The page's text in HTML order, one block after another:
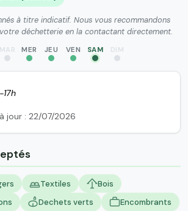
à titre indicatif. Nous vous recommandons
déchetterie en la contactant directement.
MAR MER JEU VEN SAM DIM
jour : 22/07/2026
Textiles
Bois
Dechets verts
Encombrants